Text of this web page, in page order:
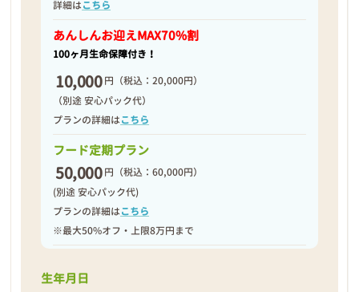
詳細はこちら
あんしんお迎えMAX70%割
100ヶ月生命保障付き！
10,000 円 （税込：20,000円）
（別途 安心パック代）
プランの詳細はこちら
フード定期プラン
50,000 円 （税込：60,000円）
(別途 安心パック代)
プランの詳細はこちら
※最大50%オフ・上限8万円まで
生年月日